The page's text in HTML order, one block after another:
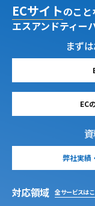
ECサイトのこと
エスアンドティー
まず
EC
弊社実績
対応領域 全サービスは